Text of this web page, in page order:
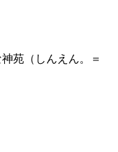
神苑（しんえん。＝